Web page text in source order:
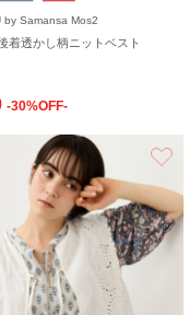
by Samansa Mos2
着透かし柄ニットベスト
-30%OFF-